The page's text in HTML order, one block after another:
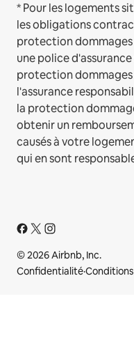
* Pour les logements
les obligations
protection
une police
protection dommages
l'assurance
la protection
obtenir un
causés à votre
qui en sont
© 2026 Airbnb, Inc.
Confidentialité·